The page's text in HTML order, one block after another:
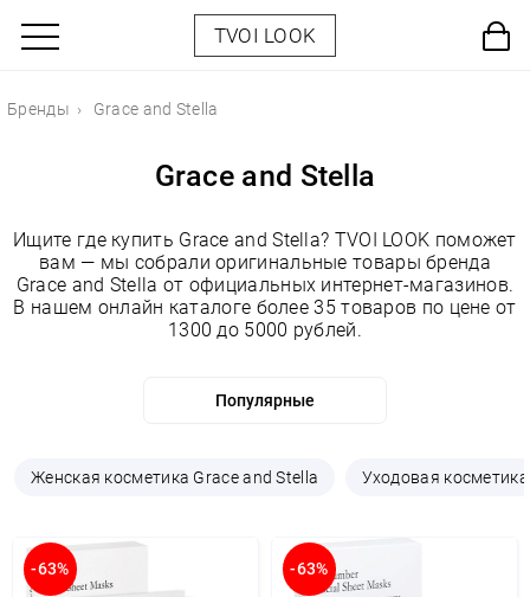
TVOI LOOK
Бренды Grace and Stella
Grace and Stella
Ищите где купить Grace and Stella? TVOI LOOK поможет
вам — мы собрали оригинальные товары бренда
Grace and Stella от официальных интернет-магазинов.
В нашем онлайн каталоге более 35 товаров по цене от
1300 до 5000 рублей.
Женская косметика Grace and Stella Уходовая
-63% -63%